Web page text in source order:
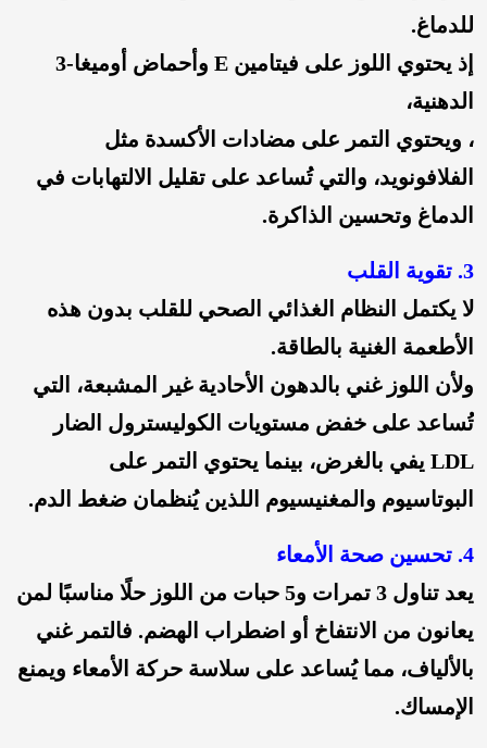
للدماغ.
إذ يحتوي اللوز على فيتامين E وأحماض أوميغا-3
الدهنية،
، ويحتوي التمر على مضادات الأكسدة مثل
الفلافونويد، والتي تُساعد على تقليل الالتهابات في
الدماغ وتحسين الذاكرة.
3. تقوية القلب
لا يكتمل النظام الغذائي الصحي للقلب بدون هذه
الأطعمة الغنية بالطاقة.
ولأن اللوز غني بالدهون الأحادية غير المشبعة، التي
تُساعد على خفض مستويات الكوليسترول الضار
LDL يفي بالغرض، بينما يحتوي التمر على
البوتاسيوم والمغنيسيوم اللذين يُنظمان ضغط الدم.
4. تحسين صحة الأمعاء
يعد تناول 3 تمرات و5 حبات من اللوز حلًا مناسبًا لمن
يعانون من الانتفاخ أو اضطراب الهضم. فالتمر غني
بالألياف، مما يُساعد على سلاسة حركة الأمعاء ويمنع
الإمساك.